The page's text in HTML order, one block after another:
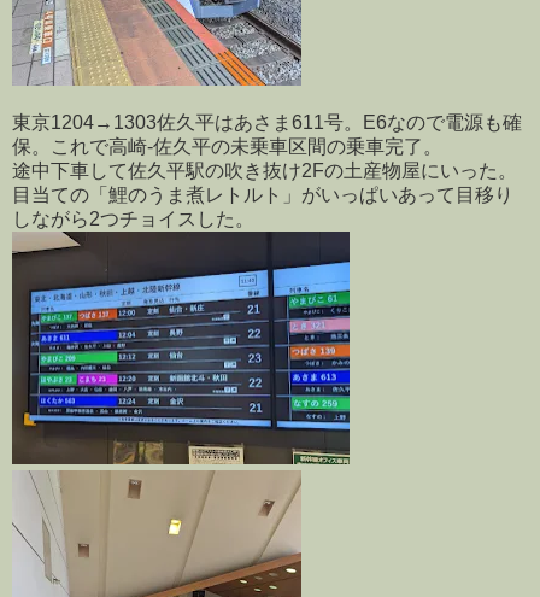
東京1204→1303佐久平はあさま611号。E6なので電源も確
保。これで高崎-佐久平の未乗車区間の乗車完了。
途中下車して佐久平駅の吹き抜け2Fの土産物屋にいった。
目当ての「鯉のうま煮レトルト」がいっぱいあって目移り
しながら2つチョイスした。